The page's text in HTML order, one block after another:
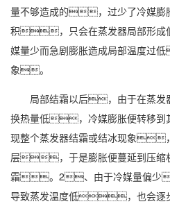
量不够造成的，过少了冷媒膨
积，只会在蒸发器局部形
媒量少而急剧膨胀造成局部温度过
象。
局部结霜以后，由于在蒸发
换热量低，冷媒膨胀便转移
现整个蒸发器结霜或结冰现象
层，于是膨胀便蔓延到压缩
霜。2、由于冷媒量偏少
导致蒸发温度低，也会逐